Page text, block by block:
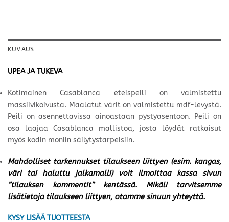
KUVAUS
UPEA JA TUKEVA
Kotimainen Casablanca eteispeili on valmistettu
massiivikoivusta. Maalatut värit on valmistettu mdf-levystä.
Peili on asennettavissa ainoastaan pystyasentoon. Peili on
osa laajaa Casablanca mallistoa, josta löydät ratkaisut
myös kodin moniin säilytystarpeisiin.
Mahdolliset tarkennukset tilaukseen liittyen (esim. kangas,
väri tai haluttu jalkamalli) voit ilmoittaa kassa sivun
”tilauksen kommentit” kentässä. Mikäli tarvitsemme
lisätietoja tilaukseen liittyen, otamme sinuun yhteyttä.
KYSY LISÄÄ TUOTTEESTA